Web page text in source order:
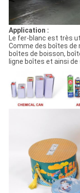
Application :
Le fer-blanc est très
Comme des boîtes de
boîtes de boisson,
ligne boîtes et ainsi de